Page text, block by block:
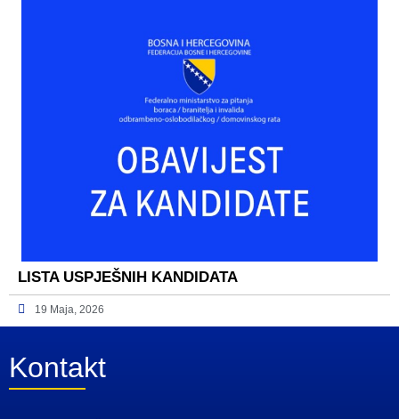
LISTA USPJEŠNIH KANDIDATA
19 Maja, 2026
Kontakt